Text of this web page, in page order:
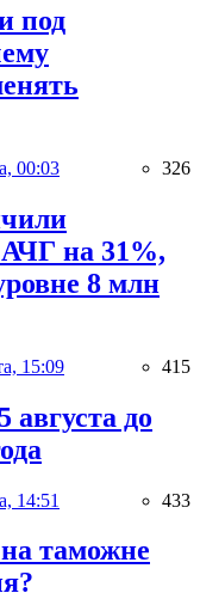
под
00:03 326
на 31%,
8 млн
15:09 415
августа до
14:51 433
таможне